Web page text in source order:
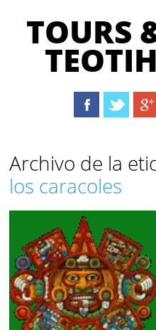
TOURS
Menú principal
al
contenido
Archivo de la
los caracoles